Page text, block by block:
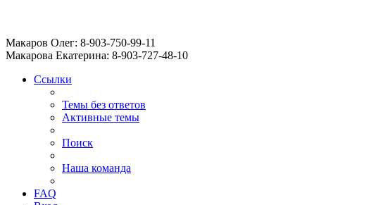
Макаров Олег: 8-903-750-99-11
Макарова Екатерина: 8-903-727-48-10
Ссылки
Темы без ответов
Активные темы
Поиск
Наша команда
FAQ